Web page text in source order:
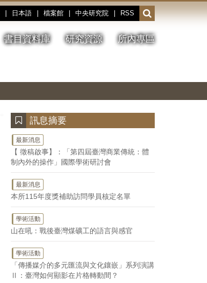
日本語 檔案館 中央研究院 RSS
開
啟
或
收
書目資料庫 研究資源 所內專區
停、
圖
圖
結
訊息摘要
最新消息
【 徵稿啟事】：「第四屆臺灣商業傳統：體
制內外的操作」國際學術研討會
最新消息
本所115年度獎補助訪問學員核定名單
學術活動
山在吼：戰後臺灣煤礦工的語言與感官
學術活動
「傳播媒介的多元匯流與文化鑲嵌」系列演講
Ⅱ：臺灣如何顯影在片格轉動間？